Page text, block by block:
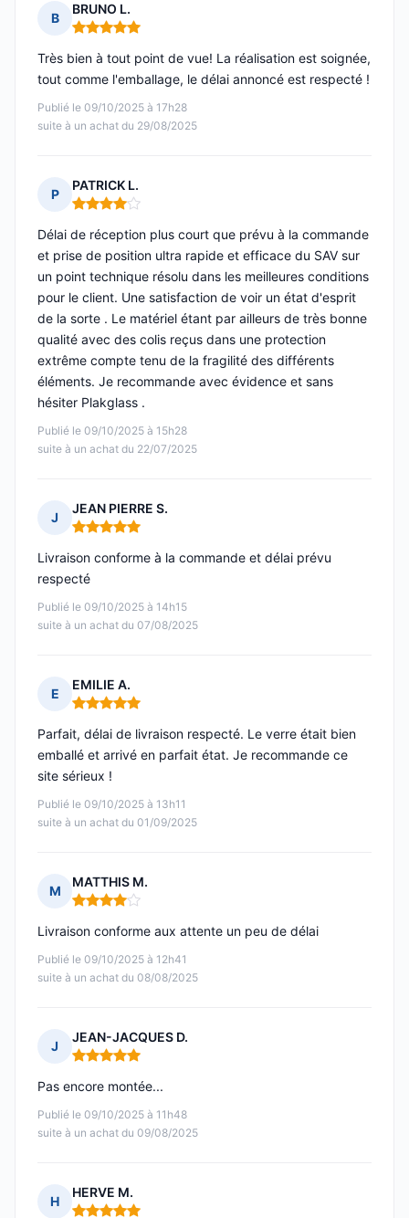
B
BRUNO L.
Note : 5 sur 5
Publié le 09/10/2025 à 17h28
suite à un achat du 29/08/2025
Très bien à tout point de vue! La réalisation est soignée,
tout comme l'emballage, le délai annoncé est respecté !
P
PATRICK L.
Note : 4 sur 5
Publié le 09/10/2025 à 15h28
suite à un achat du 22/07/2025
Délai de réception plus court que prévu à la commande
et prise de position ultra rapide et efficace du SAV sur
un point technique résolu dans les meilleures conditions
pour le client. Une satisfaction de voir un état d'esprit
de la sorte . Le matériel étant par ailleurs de très bonne
qualité avec des colis reçus dans une protection
extrême compte tenu de la fragilité des différents
éléments. Je recommande avec évidence et sans
hésiter Plakglass .
J
JEAN PIERRE S.
Note : 5 sur 5
Publié le 09/10/2025 à 14h15
suite à un achat du 07/08/2025
Livraison conforme à la commande et délai prévu
respecté
E
EMILIE A.
Note : 5 sur 5
Publié le 09/10/2025 à 13h11
suite à un achat du 01/09/2025
Parfait, délai de livraison respecté. Le verre était bien
emballé et arrivé en parfait état. Je recommande ce
site sérieux !
M
MATTHIS M.
Note : 4 sur 5
Publié le 09/10/2025 à 12h41
suite à un achat du 08/08/2025
Livraison conforme aux attente un peu de délai
J
JEAN-JACQUES D.
Note : 5 sur 5
Publié le 09/10/2025 à 11h48
suite à un achat du 09/08/2025
Pas encore montée...
H
HERVE M.